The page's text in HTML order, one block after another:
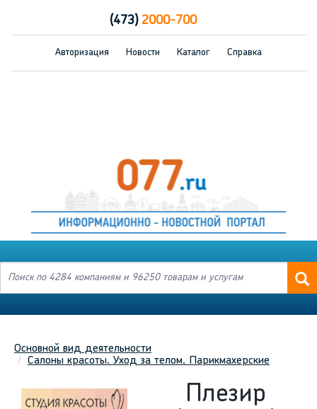
(473)2000-700
Авторизация Новости Каталог Справка
Основной вид деятельности
Салоны красоты. Уход за телом. Парикмахерские
Плезир